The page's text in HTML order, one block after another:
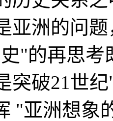
亚洲的问
"的再思考
突破21世
"亚洲想象